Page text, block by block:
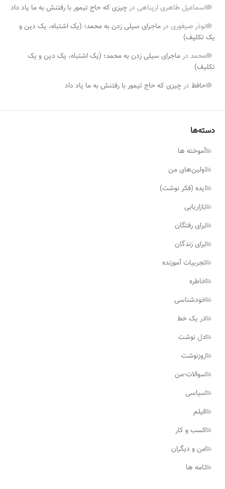
اسماعیل طاهری ارپناهی درچیزی که حاج تیمور با رفتنش به ما یاد داد
نوذر صیفوری درماجرای سیلی زدن به محمد؛ (یک اشتباه، یک دین و
یک تکلیف)
محمد درماجرای سیلی زدن به محمد؛ (یک اشتباه، یک دین و یک
تکلیف)
حافظ‌ درچیزی که حاج تیمور با رفتنش به ما یاد داد
دسته‌ها
آموخته ها
اولین‌های من
ایده (فکر نوشت)
بازاریابی
برای رفتگان
برای زندگان
تجربیات آموزنده
خاطره
خودشناسی
در یک خط
دل نوشت
روزنوشت
سوالات-من
سیاسی
فیلم
کسب و کار
من و دیگران
نامه ها